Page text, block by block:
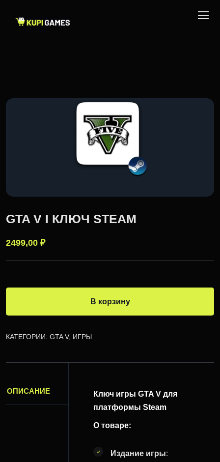
GTA V I КЛЮЧ STEAM
2499,00 ₽
В корзину
КАТЕГОРИИ: GTA V, ИГРЫ
ОПИСАНИЕ
Ключ игры GTA V для
платформы Steam
О товаре:
Издание игры: